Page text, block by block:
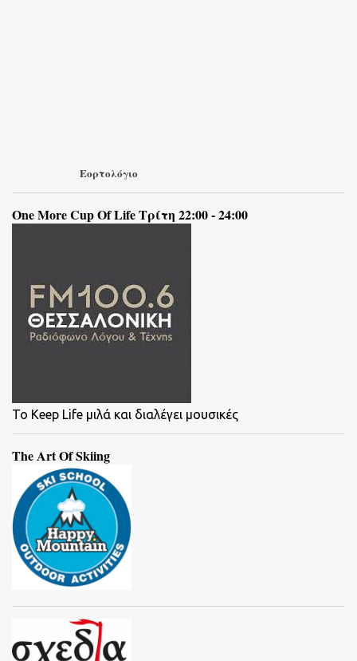
Εορτολόγιο
One More Cup Of Life Τρίτη 22:00 - 24:00
To Keep Life μιλά και διαλέγει μουσικές
The Art Of Skiing